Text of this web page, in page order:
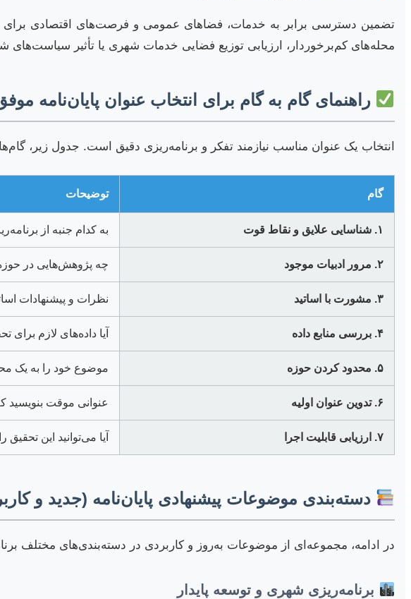
تضمین دسترسی برابر به خدمات، فضاهای عمومی و فرصت‌های اقتصادی برای
محله‌های کم‌برخوردار، ارزیابی توزیع فضایی خدمات شهری یا تأثیر سیاست‌های
راهنمای گام به گام برای انتخاب عنوان پایان‌نامه
انتخاب یک عنوان مناسب نیازمند تفکر و برنامه‌ریزی دقیق است. جدول زیر،
گام توضیحات
۱. شناسایی علایق و نقاط قوت به کدام جنبه از
۲. مرور ادبیات موجود چه پژوهش‌هایی در
۳. مشورت با اساتید نظرات و پیشنهادات
۴. بررسی منابع داده آیا داده‌های لازم
۵. محدود کردن حوزه موضوع خود را به یک
۶. تدوین عنوان اولیه عنوانی موقت
۷. ارزیابی قابلیت اجرا آیا می‌توانید این تحقیق
دسته‌بندی موضوعات پیشنهادی پایان‌نامه (جدید و
در ادامه، مجموعه‌ای از موضوعات به‌روز و کاربردی در دسته‌بندی‌های مختلف
برنامه‌ریزی شهری و توسعه پایدار